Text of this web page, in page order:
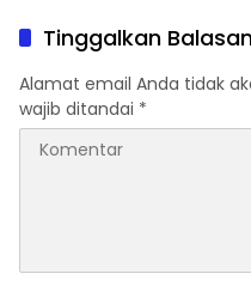
Tinggalkan
Alamat email Anda tidak
wajib ditandai *